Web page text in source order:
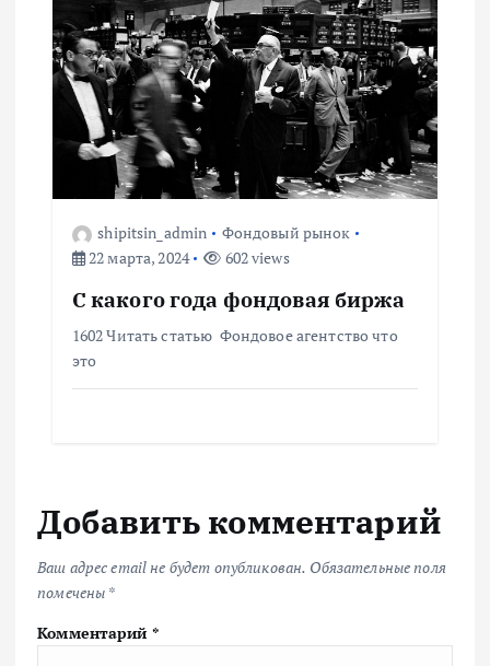
shipitsin_admin
Фондовый рынок
22 марта, 2024
602 views
С какого года фондовая биржа
1602 Читать статью Фондовое агентство что
это
Добавить комментарий
Ваш адрес email не будет опубликован. Обязательные поля
помечены *
Комментарий *